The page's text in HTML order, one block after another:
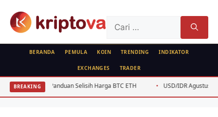
untuk:
BERANDA PEMULA KOIN TRENDING INDIKATOR
EXCHANGES TRADER
BREAKING
Panduan Selisih Harga BTC ETH USD/IDR Agustus 2026: Analisis
FEATURED
Web3